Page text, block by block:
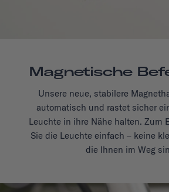
Magnetische
Unsere neue, stabilere
automatisch und rastet sicher
Leuchte in ihre Nähe halten. Zum
Sie die Leuchte einfach – keine
die Ihnen im Weg